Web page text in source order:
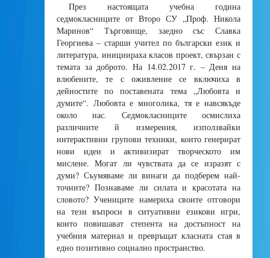
През настоящата учебна година
седмокласниците от Второ СУ „Проф. Никола
Маринов“ Търговище, заедно със Славка
Георгиева – старши учител по български език и
литература, инициираха класов проект, свързан с
темата за доброто. На 14.02.2017 г. – Деня на
влюбените, те с оживление се включиха в
дейностите по поставената тема „Любовта и
думите“. Любовта е многолика, тя е навсякъде
около нас. Седмокласниците осмислиха
различните й измерения, използвайки
интерактивни групови техники, които генерират
нови идеи и активизират творческото им
мислене. Могат ли чувствата да се изразят с
думи? Съумяваме ли винаги да подберем най-
точните? Познаваме ли силата и красотата на
словото? Учениците намериха своите отговори
на тези въпроси в ситуативни езикови игри,
които повишават степента на достъпност на
учебния материал и превръщат класната стая в
едно позитивно социално пространство.